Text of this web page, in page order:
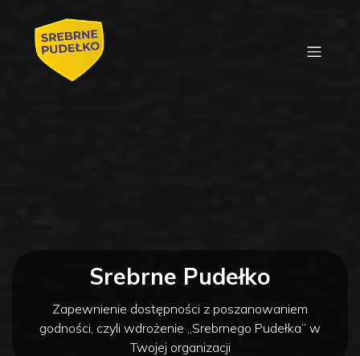
Srebrne Pudełko
Zapewnienie dostępności z poszanowaniem
godności, czyli wdrożenie „Srebrnego Pudełka” w
Twojej organizacji